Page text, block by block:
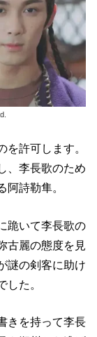
許可します。
、李長歌のため
阿詩勒隼。
跪いて李長歌の
古麗の態度を見
謎の剣客に助け
した。
きを持って李長